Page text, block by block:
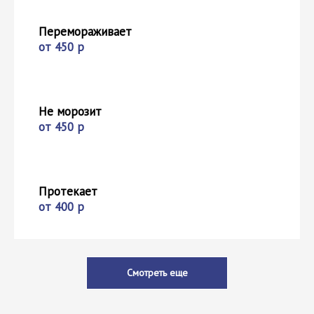
Перемораживает
от 450 р
Не морозит
от 450 р
Протекает
от 400 р
Смотреть еще